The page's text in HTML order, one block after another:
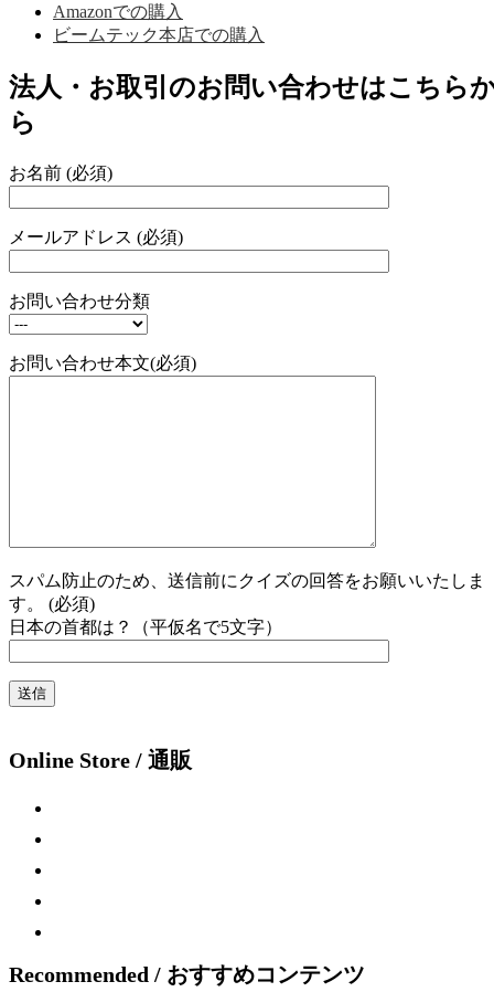
Amazonでの購入
ビームテック本店での購入
法人・お取引のお問い合わせはこちら
ら
お名前 (必須)
メールアドレス (必須)
お問い合わせ分類
お問い合わせ本文(必須)
スパム防止のため、送信前にクイズの回答をお願いいたしま
す。 (必須)
日本の首都は？（平仮名で5文字）
Online Store / 通販
Recommended / おすすめコンテンツ